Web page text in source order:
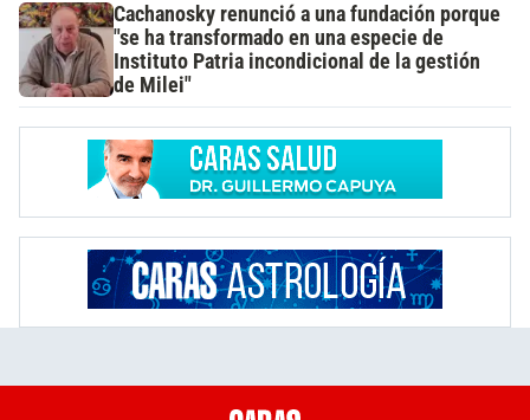
Cachanosky renunció a una fundación porque
"se ha transformado en una especie de
Instituto Patria incondicional de la gestión
de Milei"